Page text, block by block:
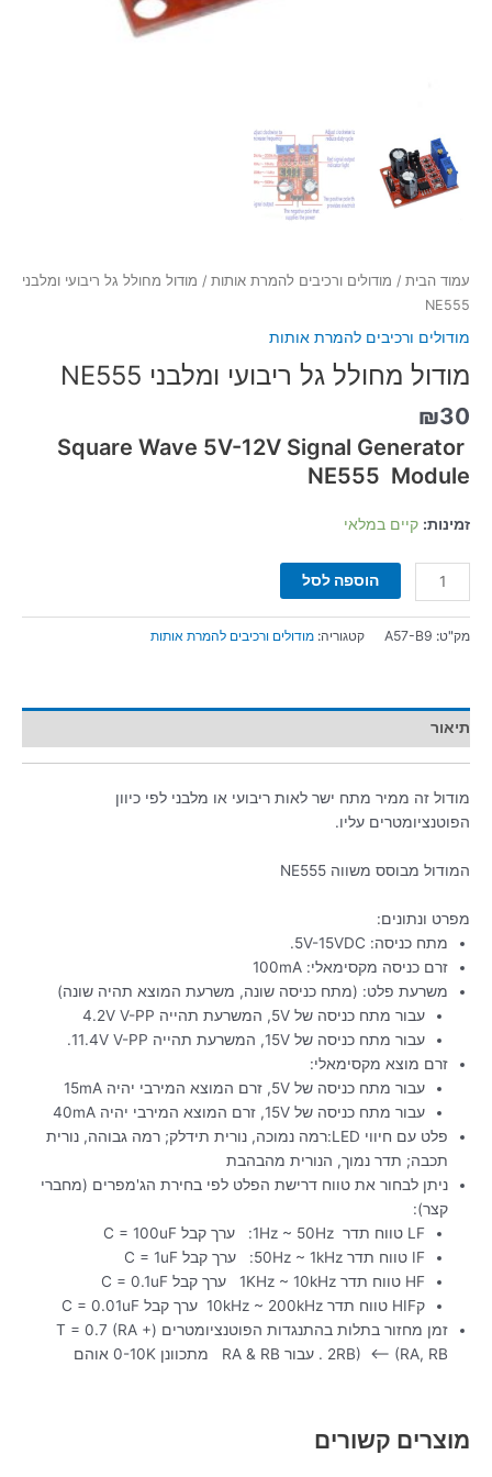
עמוד הבית / מודולים ורכיבים להמרת אותות / מודול מחולל גל ריבועי ומלבני
NE555
מודולים ורכיבים להמרת אותות
מודול מחולל גל ריבועי ומלבני NE555
₪30
Square Wave 5V-12V Signal Generator
NE555 Module
זמינות: קיים במלאי
הוספה לסל
מק"ט: A57-B9 קטגוריה: מודולים ורכיבים להמרת אותות
תיאור
מודול זה ממיר מתח ישר לאות ריבועי או מלבני לפי כיוון
הפוטנציומטרים עליו.
המודול מבוסס משווה NE555
מפרט ונתונים:
מתח כניסה: 5V-15VDC.
זרם כניסה מקסימאלי: 100mA
משרעת פלט: (מתח כניסה שונה, משרעת המוצא תהיה שונה)
עבור מתח כניסה של 5V, המשרעת תהייה 4.2V V-PP
עבור מתח כניסה של 15V, המשרעת תהייה 11.4V V-PP.
זרם מוצא מקסימאלי:
עבור מתח כניסה של 5V, זרם המוצא המירבי יהיה 15mA
עבור מתח כניסה של 15V, זרם המוצא המירבי יהיה 40mA
פלט עם חיווי LED:רמה נמוכה, נורית תידלק; רמה גבוהה, נורית
תכבה; תדר נמוך, הנורית מהבהבת
ניתן לבחור את טווח דרישת הפלט לפי בחירת הג'מפרים (מחברי
קצר):
LF טווח תדר 1Hz ~ 50Hz: ערך קבל C = 100uF
IF טווח תדר 50Hz ~ 1kHz: ערך קבל C = 1uF
HF טווח תדר 1KHz ~ 10kHz ערך קבל C = 0.1uF
קHIF טווח תדר 10kHz ~ 200kHz ערך קבל C = 0.01uF
זמן מחזור בתלות בהתנגדות הפוטנציומטרים (T = 0.7 (RA +
2RB) <– (RA, RB . עבור RA & RB מתכוונן 0-10K אוהם
מוצרים קשורים